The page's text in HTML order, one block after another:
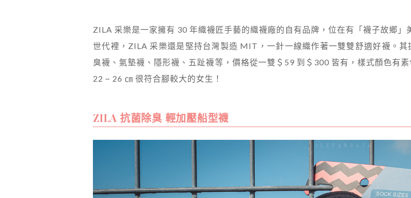
ZILA 采樂是一家擁有 30 年織襪匠手藝的織襪廠的自有品牌，位在有「襪子故鄉
世代裡，ZILA 采樂還是堅持台灣製造 MIT，一針一線織作著一雙雙舒適好襪。
臭襪、氣墊襪、隱形襪、五趾襪等，價格從一雙＄59 到＄300 皆有，樣式顏色有
22 ~ 26 ㎝ 很符合腳較大的女生！
ZILA 抗菌除臭 輕加壓船型襪